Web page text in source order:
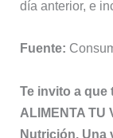
día anterior, e
Fuente:
Te invito a que
ALIMENTA TU
Nutrición. Una